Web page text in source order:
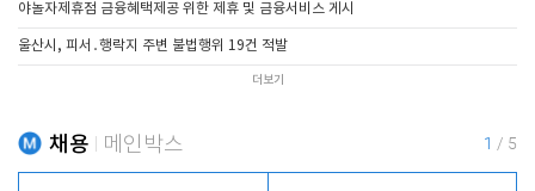
야놀자제휴점 금융혜택제공 위한 제휴 및 금융서비스 게시
울산시, 피서․행락지 주변 불법행위 19건 적발
더보기
채용 메인박스 1 / 5